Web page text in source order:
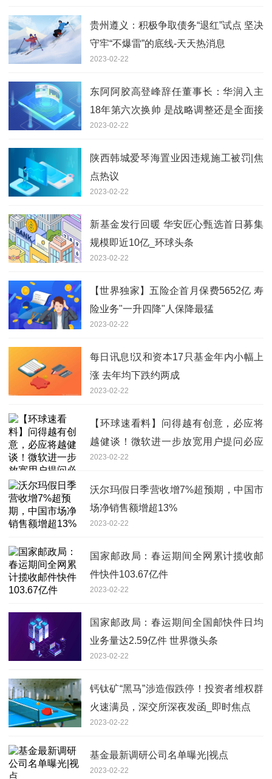
贵州遵义：积极争取债务“退红”试点 坚决
守牢“不爆雷”的底线-天天热消息
2023-02-22
东阿阿胶高登峰辞任董事长：华润入主
18年第六次换帅 是战略调整还是全面接
管？
2023-02-22
陕西韩城爱琴海置业因违规施工被罚|焦
点热议
2023-02-22
新基金发行回暖 华安匠心甄选首日募集
规模即近10亿_环球头条
2023-02-22
【世界独家】五险企首月保费5652亿 寿
险业务"一升四降"人保降最猛
2023-02-22
每日讯息!汉和资本17只基金年内小幅上
涨 去年均下跌约两成
2023-02-22
【环球速看料】问得越有创意，必应将
越健谈！微软进一步放宽用户提问必应
限制
2023-02-22
沃尔玛假日季营收增7%超预期，中国市
场净销售额增超13%
2023-02-22
国家邮政局：春运期间全网累计揽收邮
件快件103.67亿件
2023-02-22
国家邮政局：春运期间全国邮快件日均
业务量达2.59亿件 世界微头条
2023-02-22
钙钛矿“黑马”涉造假跌停！投资者维权群
火速满员，深交所深夜发函_即时焦点
2023-02-22
基金最新调研公司名单曝光|视点
2023-02-22